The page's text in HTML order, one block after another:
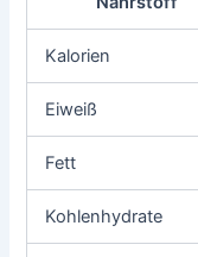
Kalorien
Eiweiß
Fett
Kohlenhydrate